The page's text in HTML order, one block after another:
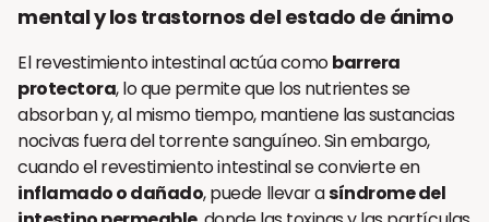
mental y los trastornos del estado de ánimo
El revestimiento intestinal actúa comobarrera
protectora, lo que permite que los nutrientes se
absorban y, al mismo tiempo, mantiene las sustancias
nocivas fuera del torrente sanguíneo. Sin embargo,
cuando el revestimiento intestinal se convierte en
inflamado o dañado, puede llevar asíndrome del